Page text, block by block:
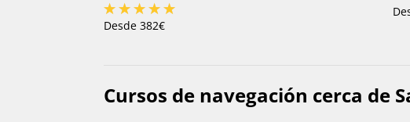
Desde 382€
Cursos de navegación cerca de